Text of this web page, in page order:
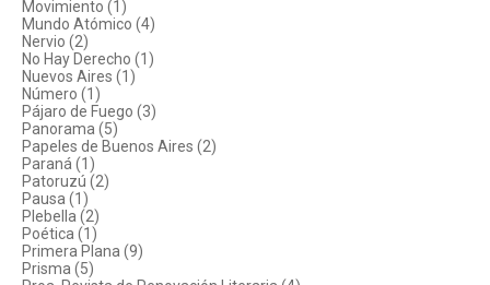
Movimiento (1)
Mundo Atómico (4)
Nervio (2)
No Hay Derecho (1)
Nuevos Aires (1)
Número (1)
Pájaro de Fuego (3)
Panorama (5)
Papeles de Buenos Aires (2)
Paraná (1)
Patoruzú (2)
Pausa (1)
Plebella (2)
Poética (1)
Primera Plana (9)
Prisma (5)